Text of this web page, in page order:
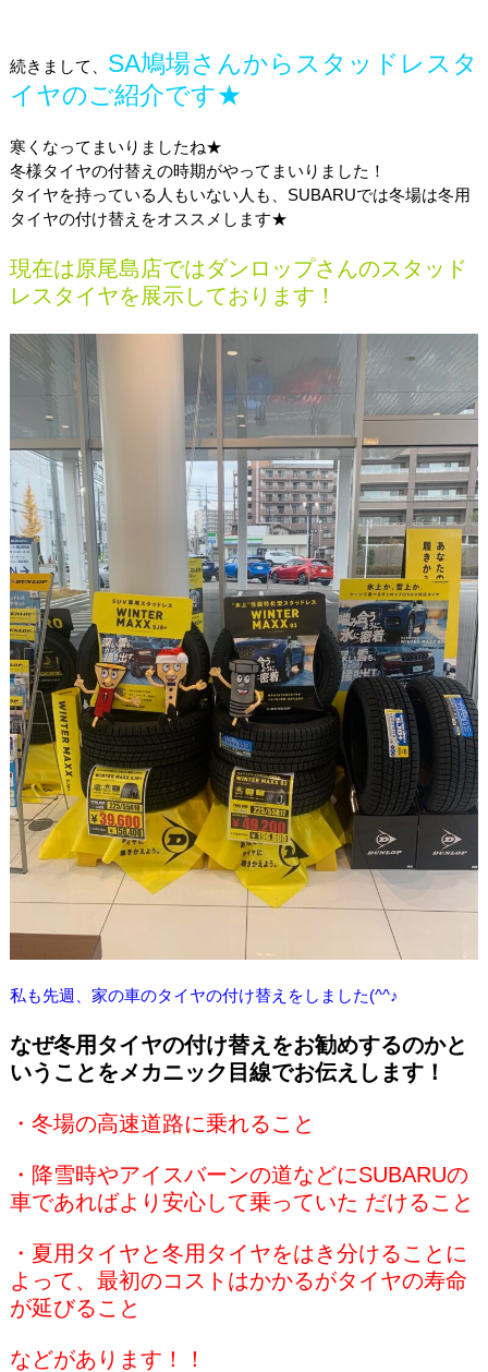
続きまして、 SA鳩場さんからスタッドレスタ
イヤのご紹介です★
寒くなってまいりましたね★
冬様タイヤの付替えの時期がやってまいりました！
タイヤを持っている人もいない人も、SUBARUでは冬場は冬用
タイヤの付け替えをオススメします★
現在は原尾島店ではダンロップさんのスタッド
レスタイヤを展示しております！
私も先週、家の車のタイヤの付け替えをしました(^^♪
なぜ冬用タイヤの付け替えをお勧めするのかと
いうことをメカニック目線でお伝えします！
・冬場の高速道路に乗れること
・降雪時やアイスバーンの道などにSUBARUの
車であればより安心して乗っていた だけること
・夏用タイヤと冬用タイヤをはき分けることに
よって、最初のコストはかかるがタイヤの寿命
が延びること
などがあります！！